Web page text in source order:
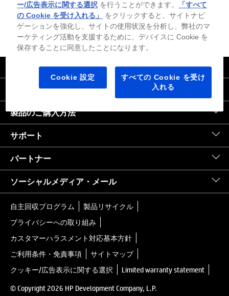
的にアップデートされ、有効になります。高速インターネットとMicrosoftアカウ
ントが必要になります。ISPの料金が適用され、今後アップデートの際に要件が追
加される場合があります。http://www.windows.com 外部リンクアイコンをご覧く
ださい。
｜United States HP.com
会社情報
製品のご購入方法
サポート
パートナー
ソーシャルメディア・メール
自主回収プログラム
製品リサイクル
プライバシーへの取り組み
カスタマーハラスメント対応基本方針
ご利用条件・免責事項
サイトマップ
クッキー/広告表示に関する選択
Limited warranty statement
© Copyright 2026 HP Development Company, L.P.
ー/広告表示に関する選択 を行うことができます。
「すべて
の Cookie を受け入れる」
をクリックすると、サイトナビ
ゲーションを強化し、サイトの使用状況を分析し、弊社のマ
ーケティング活動を支援するために、デバイスに Cookie を
保存することに同意したことになります。
Cookie 設定
すべての Cookie を受け
入れる